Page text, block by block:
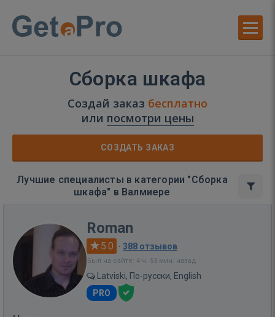
Сборка шкафа
Создай заказ бесплатно
или посмотри цены
СОЗДАТЬ ЗАКАЗ
Лучшие специалисты в категории "Сборка
шкафа" в Валмиере
Roman
5.0 · 388 отзывов
Был на сайте: 4 ч. 53 мин. назад
Latviski, По-русски, English
PRO